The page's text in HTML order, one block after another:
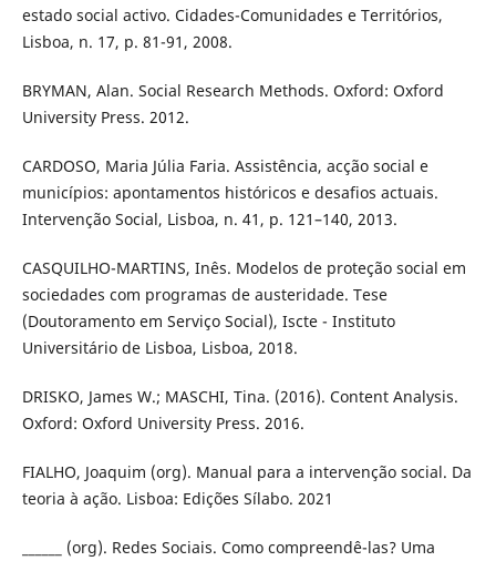
estado social activo. Cidades-Comunidades e Territórios,
Lisboa, n. 17, p. 81-91, 2008.
BRYMAN, Alan. Social Research Methods. Oxford: Oxford
University Press. 2012.
CARDOSO, Maria Júlia Faria. Assistência, acção social e
municípios: apontamentos históricos e desafios actuais.
Intervenção Social, Lisboa, n. 41, p. 121–140, 2013.
CASQUILHO-MARTINS, Inês. Modelos de proteção social em
sociedades com programas de austeridade. Tese
(Doutoramento em Serviço Social), Iscte - Instituto
Universitário de Lisboa, Lisboa, 2018.
DRISKO, James W.; MASCHI, Tina. (2016). Content Analysis.
Oxford: Oxford University Press. 2016.
FIALHO, Joaquim (org). Manual para a intervenção social. Da
teoria à ação. Lisboa: Edições Sílabo. 2021
______ (org). Redes Sociais. Como compreendê-las? Uma